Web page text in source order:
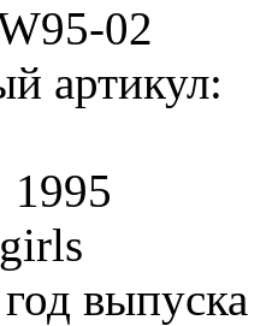
02
артикул:
1995
выпуска